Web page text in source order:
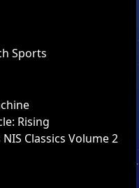
Sports
Rising
Classics Volume 2